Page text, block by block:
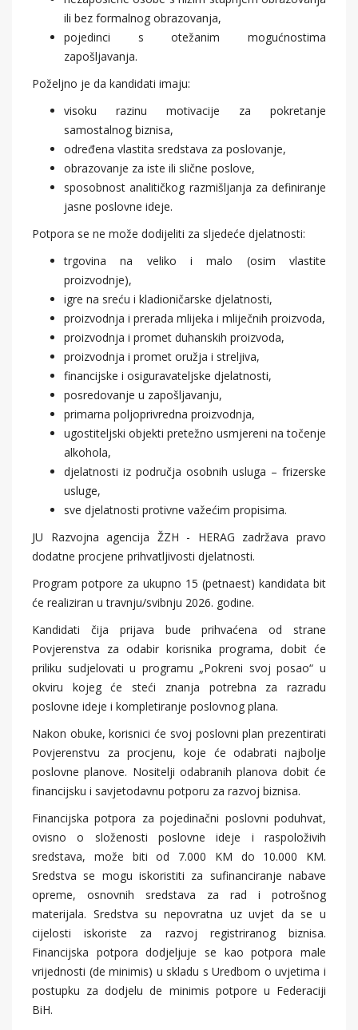
ili bez formalnog obrazovanja,
pojedinci s otežanim mogućnostima
zapošljavanja.
Poželjno je da kandidati imaju:
visoku razinu motivacije za pokretanje
samostalnog biznisa,
određena vlastita sredstava za poslovanje,
obrazovanje za iste ili slične poslove,
sposobnost analitičkog razmišljanja za definiranje
jasne poslovne ideje.
Potpora se ne može dodijeliti za sljedeće djelatnosti:
trgovina na veliko i malo (osim vlastite
proizvodnje),
igre na sreću i kladioničarske djelatnosti,
proizvodnja i prerada mlijeka i mliječnih proizvoda,
proizvodnja i promet duhanskih proizvoda,
proizvodnja i promet oružja i streljiva,
financijske i osiguravateljske djelatnosti,
posredovanje u zapošljavanju,
primarna poljoprivredna proizvodnja,
ugostiteljski objekti pretežno usmjereni na točenje
alkohola,
djelatnosti iz područja osobnih usluga – frizerske
usluge,
sve djelatnosti protivne važećim propisima.
JU Razvojna agencija ŽZH - HERAG zadržava pravo
dodatne procjene prihvatljivosti djelatnosti.
Program potpore za ukupno 15 (petnaest) kandidata bit
će realiziran u travnju/svibnju 2026. godine.
Kandidati čija prijava bude prihvaćena od strane
Povjerenstva za odabir korisnika programa, dobit će
priliku sudjelovati u programu „Pokreni svoj posao“ u
okviru kojeg će steći znanja potrebna za razradu
poslovne ideje i kompletiranje poslovnog plana.
Nakon obuke, korisnici će svoj poslovni plan prezentirati
Povjerenstvu za procjenu, koje će odabrati najbolje
poslovne planove. Nositelji odabranih planova dobit će
financijsku i savjetodavnu potporu za razvoj biznisa.
Financijska potpora za pojedinačni poslovni poduhvat,
ovisno o složenosti poslovne ideje i raspoloživih
sredstava, može biti od 7.000 KM do 10.000 KM.
Sredstva se mogu iskoristiti za sufinanciranje nabave
opreme, osnovnih sredstava za rad i potrošnog
materijala. Sredstva su nepovratna uz uvjet da se u
cijelosti iskoriste za razvoj registriranog biznisa.
Financijska potpora dodjeljuje se kao potpora male
vrijednosti (de minimis) u skladu s Uredbom o uvjetima i
postupku za dodjelu de minimis potpore u Federaciji
BiH.